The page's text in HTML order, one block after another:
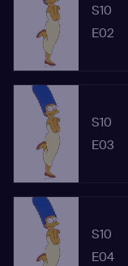
S10
E02
S10
E03
S10
E04